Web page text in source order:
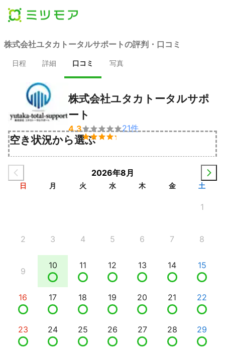
株式会社ユタカトータルサポートの評判・口コミ
日程 詳細 口コミ 写真
株式会社ユタカトータルサポ
ート
4.3

21件
空き状況から選ぶ
2026年8月
日 月 火 水 木 金 土
1
2 3 4 5 6 7 8
9
10 11 12 13 14 15
16 17 18 19 20 21 22
23 24 25 26 27 28 29